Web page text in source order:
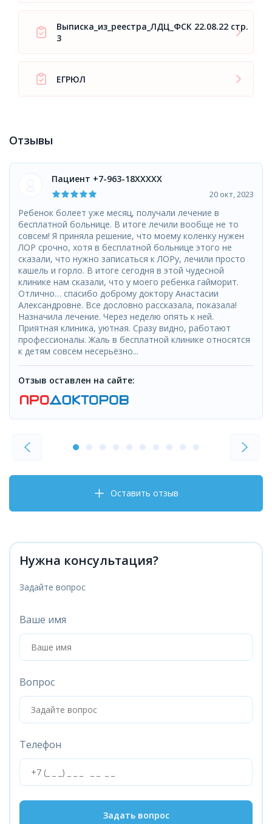
Выписка_из_реестра_ЛДЦ_ФСК 22.08.22 стр.
3
ЕГРЮЛ
Отзывы
Пациент +7-963-18XXXXX
20 окт, 2023
Ребенок болеет уже месяц, получали лечение в
бесплатной больнице. В итоге лечили вообще не то
совсем! Я приняла решение, что моему коленку нужен
ЛОР срочно, хотя в бесплатной больнице этого не
сказали, что нужно записаться к ЛОРу, лечили просто
кашель и горло. В итоге сегодня в этой чудесной
клинике нам сказали, что у моего ребенка гайморит.
Отлично… спасибо доброму доктору Анастасии
Александровне. Все дословно рассказала, показала!
Назначила лечение. Через неделю опять к ней.
Приятная клиника, уютная. Сразу видно, работают
профессионалы. Жаль в бесплатной клинике относятся
к детям совсем несерьёзно...
Отзыв оставлен на сайте:
Оставить отзыв
Нужна консультация?
Задайте вопрос
Ваше имя
Вопрос
Телефон
Задать вопрос